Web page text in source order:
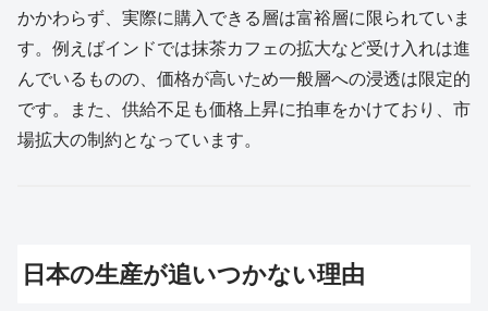
かかわらず、実際に購入できる層は富裕層に限られていま
す。例えばインドでは抹茶カフェの拡大など受け入れは進
んでいるものの、価格が高いため一般層への浸透は限定的
です。また、供給不足も価格上昇に拍車をかけており、市
場拡大の制約となっています。
日本の生産が追いつかない理由